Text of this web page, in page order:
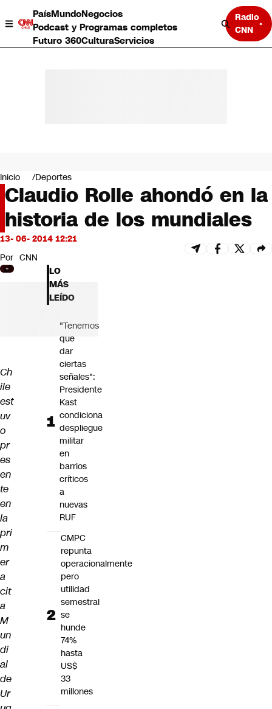
PaísMundoNegocios
Podcast y Programas completos
Futuro 360CulturaServicios
Radio
CNN
Negocios
Deportes
Programas completos
Cultura
Servicios
Bits
CNN Data
CNN tiempo
Futuro 360
Inicio Deportes
Claudio Rolle ahondó en la
historia de los mundiales
13- 06- 2014 12:21
Por CNN
Ch
ile
est
uv
o
pr
es
en
te
en
la
pri
m
er
a
cit
a
M
un
di
al
de
Ur
LO
MÁS
LEÍDO
"Tenemos
que
dar
ciertas
señales":
Presidente
Kast
condiciona
despliegue
militar
en
barrios
críticos
a
nuevas
RUF
CMPC
repunta
operacionalmente
pero
utilidad
semestral
se
hunde
74%
hasta
US$
33
millones